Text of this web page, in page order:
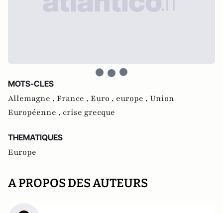
MOTS-CLES
Allemagne , France , Euro , europe , Union
Européenne , crise grecque
THEMATIQUES
Europe
A PROPOS DES AUTEURS